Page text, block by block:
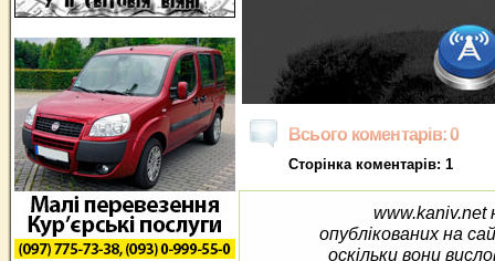
Всього коментарів: 0
Сторінка коментарів: 1
www.kaniv.net
опублікованих на
оскільки вони